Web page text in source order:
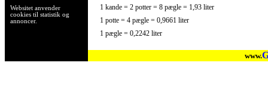
Websitet anvender
cookies til statistik og
annoncer.
1 kande = 2 potter = 8 pægle = 1,93 liter
1 potte = 4 pægle = 0,9661 liter
1 pægle = 0,2242 liter
www.